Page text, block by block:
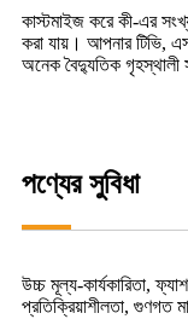
কাস্টমাইজ করে কী-এর
করা যায়। আপনার টিভি,
অনেক বৈদ্যুতিক গৃহস্থালী
পণ্যের সুবিধা
উচ্চ মূল্য-কার্যকারিতা,
প্রতিক্রিয়াশীলতা, গুণগত